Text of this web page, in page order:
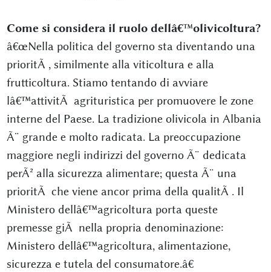
Come si considera il ruolo dellâ€™olivicoltura?
â€œNella politica del governo sta diventando una
prioritÃ , similmente alla viticoltura e alla
frutticoltura. Stiamo tentando di avviare
lâ€™attivitÃ agrituristica per promuovere le zone
interne del Paese. La tradizione olivicola in Albania
Ã¨ grande e molto radicata. La preoccupazione
maggiore negli indirizzi del governo Ã¨ dedicata
perÃ² alla sicurezza alimentare; questa Ã¨ una
prioritÃ che viene ancor prima della qualitÃ . Il
Ministero dellâ€™agricoltura porta queste
premesse giÃ nella propria denominazione:
Ministero dellâ€™agricoltura, alimentazione,
sicurezza e tutela del consumatore.â€